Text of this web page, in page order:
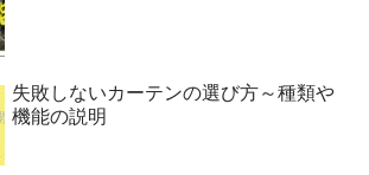
失敗しないカーテンの選び方～種類や
機能の説明